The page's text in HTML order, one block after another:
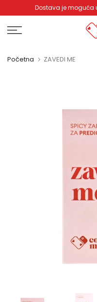
sadržaj
Dostava je moguća
Početna ZAVEDI ME